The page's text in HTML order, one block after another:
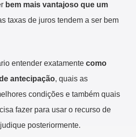
bem mais vantajoso que um
taxas de juros tendem a ser bem
entender exatamente como
antecipação, quais as
condições e também quais
fazer para usar o recurso de
posteriormente.